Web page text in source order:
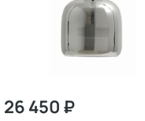
26 450 ₽